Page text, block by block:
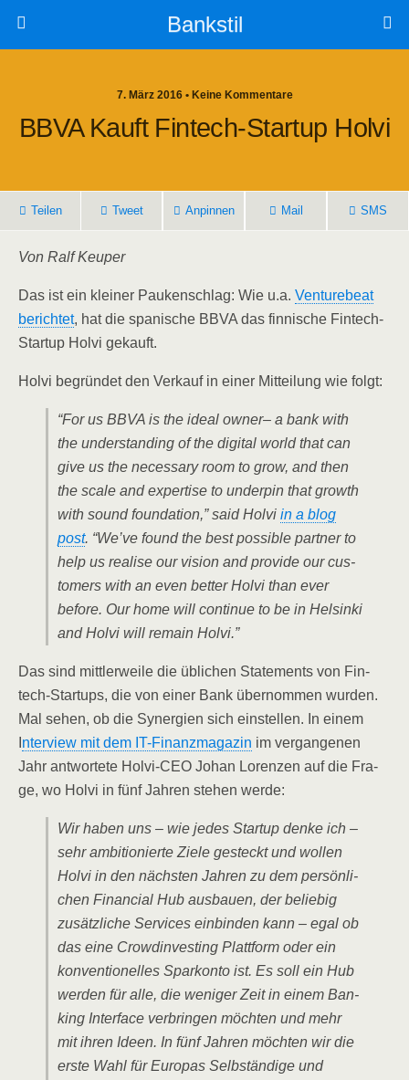
Bankstil
7. März 2016 • Keine Kommentare
BBVA Kauft Fin­tech-Start­up Holvi
Tei­len Tweet Anpin­nen Mail SMS
Von Ralf Keuper
Das ist ein klei­ner Pau­ken­schlag: Wie u.a. Ven­tur­ebeat
berich­tet, hat die spa­ni­sche BBVA das fin­ni­sche Fin­tech-
Start­up Hol­vi gekauft.
Hol­vi begrün­det den Ver­kauf in einer Mit­tei­lung wie folgt:
“For us BBVA is the ide­al owner– a bank with
the under­stan­ding of the digi­tal world that can
give us the neces­sa­ry room to grow, and then
the sca­le and exper­ti­se to under­pin that growth
with sound foun­da­ti­on,” said Hol­vi in a blog
post. “We’ve found the best pos­si­ble part­ner to
help us rea­li­se our visi­on and pro­vi­de our cus­
to­mers with an even bet­ter Hol­vi than ever
befo­re. Our home will con­ti­nue to be in Hel­sin­ki
and Hol­vi will remain Holvi.”
Das sind mitt­ler­wei­le die übli­chen State­ments von Fin­
tech-Start­ups, die von einer Bank über­nom­men wur­den.
Mal sehen, ob die Syn­er­gien sich ein­stel­len. In einem
nter­view mit dem IT-Finanz­ma­ga­zin im ver­gan­ge­nen
Jahr ant­wor­te­te Hol­vi-CEO Johan Loren­zen auf die Fra­
ge, wo Hol­vi in fünf Jah­ren ste­hen werde:
Wir haben uns – wie jedes Start­up den­ke ich –
sehr ambi­tio­nier­te Zie­le gesteckt und wol­len
Hol­vi in den nächs­ten Jah­ren zu dem per­sön­li­
chen Finan­cial Hub aus­bau­en, der belie­big
zusätz­li­che Ser­vices ein­bin­den kann – egal ob
das eine Crowd­in­ves­t­ing Platt­form oder ein
kon­ven­tio­nel­les Spar­kon­to ist. Es soll ein Hub
wer­den für alle, die weni­ger Zeit in einem Ban­
king Inter­face ver­brin­gen möch­ten und mehr
mit ihren Ideen. In fünf Jah­ren möch­ten wir die
ers­te Wahl für Euro­pas Selb­stän­di­ge und